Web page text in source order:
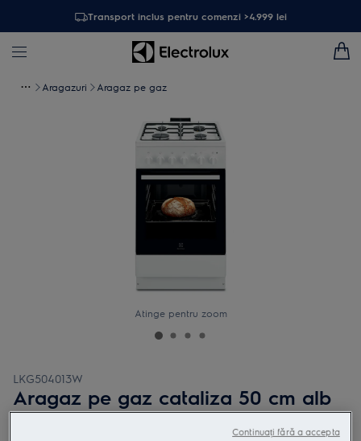
Transport inclus pentru comenzi >4.999 lei
Aragazuri Aragaz pe gaz
Atinge pentru zoom
LKG504013W
Aragaz pe gaz cataliza 50 cm alb
Continuați fără a accepta